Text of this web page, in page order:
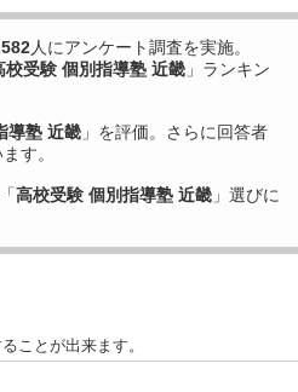
人にアンケート調査を実施。
校受験 個別指導塾 近畿 」ランキン
導塾 近畿 」を評価。さらに回答者
す。
高校受験 個別指導塾 近畿 」選びに
ことが出来ます。